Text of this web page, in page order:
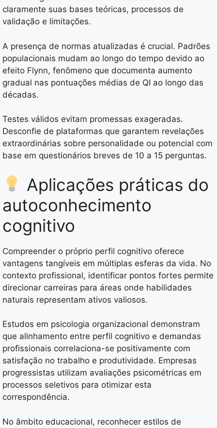
claramente suas bases teóricas, processos de
validação e limitações.
A presença de normas atualizadas é crucial. Padrões
populacionais mudam ao longo do tempo devido ao
efeito Flynn, fenômeno que documenta aumento
gradual nas pontuações médias de QI ao longo das
décadas.
Testes válidos evitam promessas exageradas.
Desconfie de plataformas que garantem revelações
extraordinárias sobre personalidade ou potencial com
base em questionários breves de 10 a 15 perguntas.
Aplicações práticas do
autoconhecimento
cognitivo
Compreender o próprio perfil cognitivo oferece
vantagens tangíveis em múltiplas esferas da vida. No
contexto profissional, identificar pontos fortes permite
direcionar carreiras para áreas onde habilidades
naturais representam ativos valiosos.
Estudos em psicologia organizacional demonstram
que alinhamento entre perfil cognitivo e demandas
profissionais correlaciona-se positivamente com
satisfação no trabalho e produtividade. Empresas
progressistas utilizam avaliações psicométricas em
processos seletivos para otimizar esta
correspondência.
No âmbito educacional, reconhecer estilos de